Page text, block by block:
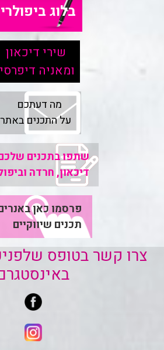
צרו קשר בטופס
מה דעתכם
על התכנים
בלוג
שירי דיכאון
ומאניה
פרסמו כאן
תכנים שיווקיים
שתפו בתכנים
דיכאון, חרדה